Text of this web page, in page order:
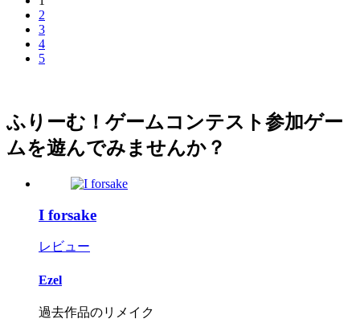
2
3
4
5
ふりーむ！ゲームコンテスト参加ゲー
ムを遊んでみませんか？
I forsake
レビュー
Ezel
過去作品のリメイク